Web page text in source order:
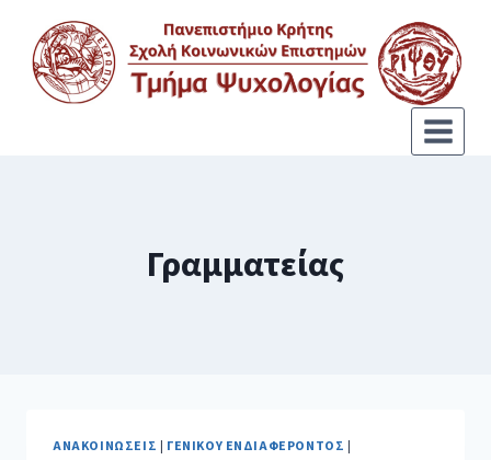
Γραμματείας
ΑΝΑΚΟΙΝΏΣΕΙΣ | ΓΕΝΙΚΟΎ ΕΝΔΙΑΦΈΡΟΝΤΟΣ |